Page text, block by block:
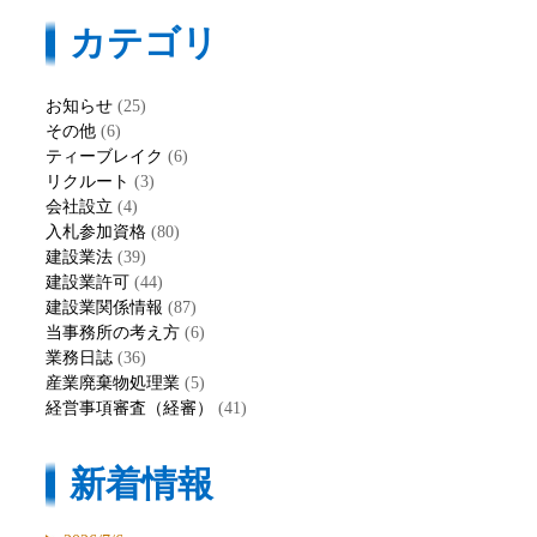
カテゴリ
お知らせ (25)
その他 (6)
ティーブレイク (6)
リクルート (3)
会社設立 (4)
入札参加資格 (80)
建設業法 (39)
建設業許可 (44)
建設業関係情報 (87)
当事務所の考え方 (6)
業務日誌 (36)
産業廃棄物処理業 (5)
経営事項審査（経審）
(41)
新着情報